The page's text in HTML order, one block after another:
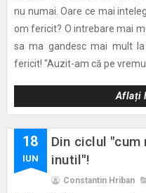
nu numai. Oare ce mai
om fericit? O intrebare mai
sa ma gandesc mai mult
fericit! "Auzit-am că pe
Aflați
18
IUN
Din ciclul
inutil"!
Constantin Hriban